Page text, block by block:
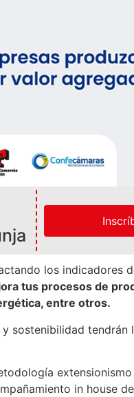
los indicadores
tus procesos de
entre otros.
sostenibilidad tendrán
in house